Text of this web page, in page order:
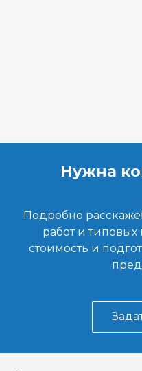
Нужна
Подробно
работ и типовых
стоимость и